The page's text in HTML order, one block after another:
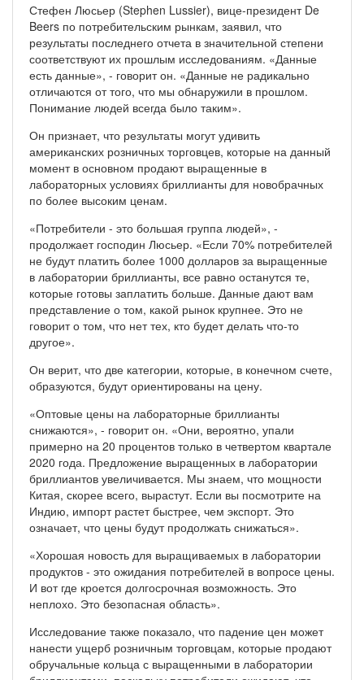
Стефен Люсьер (Stephen Lussier), вице-президент De
Beers по потребительским рынкам, заявил, что
результаты последнего отчета в значительной степени
соответствуют их прошлым исследованиям. «Данные
есть данные», - говорит он. «Данные не радикально
отличаются от того, что мы обнаружили в прошлом.
Понимание людей всегда было таким».
Он признает, что результаты могут удивить
американских розничных торговцев, которые на данный
момент в основном продают выращенные в
лабораторных условиях бриллианты для новобрачных
по более высоким ценам.
«Потребители - это большая группа людей», -
продолжает господин Люсьер. «Если 70% потребителей
не будут платить более 1000 долларов за выращенные
в лаборатории бриллианты, все равно останутся те,
которые готовы заплатить больше. Данные дают вам
представление о том, какой рынок крупнее. Это не
говорит о том, что нет тех, кто будет делать что-то
другое».
Он верит, что две категории, которые, в конечном счете,
образуются, будут ориентированы на цену.
«Оптовые цены на лабораторные бриллианты
снижаются», - говорит он. «Они, вероятно, упали
примерно на 20 процентов только в четвертом квартале
2020 года. Предложение выращенных в лаборатории
бриллиантов увеличивается. Мы знаем, что мощности
Китая, скорее всего, вырастут. Если вы посмотрите на
Индию, импорт растет быстрее, чем экспорт. Это
означает, что цены будут продолжать снижаться».
«Хорошая новость для выращиваемых в лаборатории
продуктов - это ожидания потребителей в вопросе цены.
И вот где кроется долгосрочная возможность. Это
неплохо. Это безопасная область».
Исследование также показало, что падение цен может
нанести ущерб розничным торговцам, которые продают
обручальные кольца с выращенными в лаборатории